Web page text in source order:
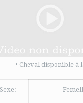
• Cheval disponible à
Sexe: